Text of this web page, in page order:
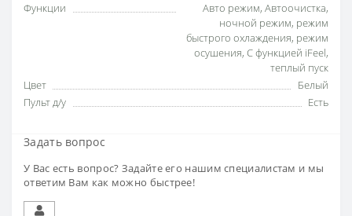
Функции
Авто режим, Автоочистка,
ночной режим, режим
быстрого охлаждения, режим
осушения, С функцией iFeel,
теплый пуск
Цвет
Белый
Пульт д/у
Есть
Задать вопрос
У Вас есть вопрос? Задайте его нашим специалистам и мы
ответим Вам как можно быстрее!